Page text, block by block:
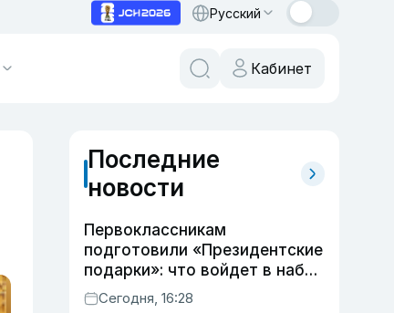
Русский
Кабинет
Последние
новости
Первоклассникам
подготовили «Президентские
подарки»: что войдет в набор
в этом году
Сегодня, 16:28